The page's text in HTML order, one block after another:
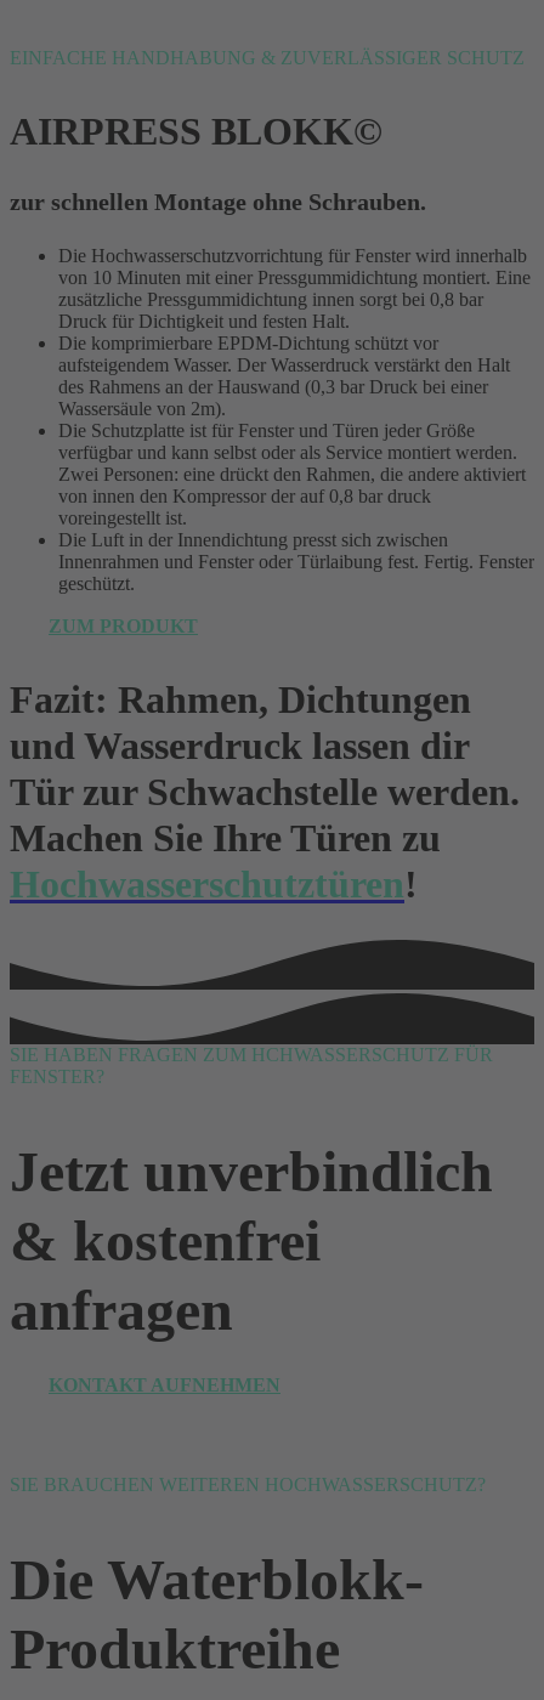
EINFACHE HANDHABUNG & ZUVERLÄSSIGER SCHUTZ
AIRPRESS BLOKK©
zur schnellen Montage ohne Schrauben.
Die Hochwasserschutzvorrichtung für Fenster wird innerhalb
von 10 Minuten mit einer Pressgummidichtung montiert. Eine
zusätzliche Pressgummidichtung innen sorgt bei 0,8 bar
Druck für Dichtigkeit und festen Halt.
Die komprimierbare EPDM-Dichtung schützt vor
aufsteigendem Wasser. Der Wasserdruck verstärkt den Halt
des Rahmens an der Hauswand (0,3 bar Druck bei einer
Wassersäule von 2m).
Die Schutzplatte ist für Fenster und Türen jeder Größe
verfügbar und kann selbst oder als Service montiert werden.
Zwei Personen: eine drückt den Rahmen, die andere aktiviert
von innen den Kompressor der auf 0,8 bar druck
voreingestellt ist.
Die Luft in der Innendichtung presst sich zwischen
Innenrahmen und Fenster oder Türlaibung fest. Fertig. Fenster
geschützt.
ZUM PRODUKT
Fazit: Rahmen, Dichtungen
und Wasserdruck lassen dir
Tür zur Schwachstelle werden.
Machen Sie Ihre Türen zu
Hochwasserschutztüren!
SIE HABEN FRAGEN ZUM HCHWASSERSCHUTZ FÜR
FENSTER?
Jetzt unverbindlich
& kostenfrei
anfragen
KONTAKT AUFNEHMEN
SIE BRAUCHEN WEITEREN HOCHWASSERSCHUTZ?
Die Waterblokk-
Produktreihe